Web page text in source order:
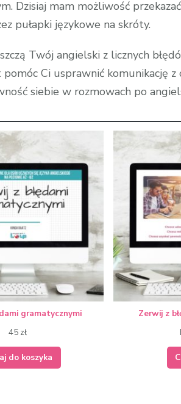
Dzisiaj mam możliwość
pułapki językowe na skróty.
Twój angielski z licznych
pomóc Ci usprawnić komunikację
siebie w rozmowach po
gramatycznymi
45 zł
do koszyka
Zerwij z